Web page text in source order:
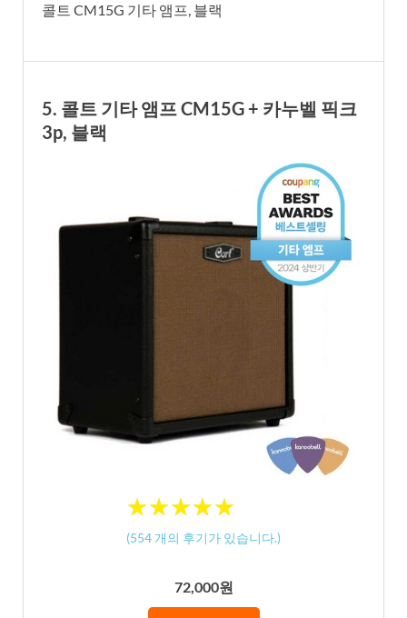
콜트 CM15G 기타 앰프, 블랙
5. 콜트 기타 앰프 CM15G + 카누벨 픽크
3p, 블랙
★★★★★
★★★★★
(554 개의 후기가 있습니다.)
72,000원